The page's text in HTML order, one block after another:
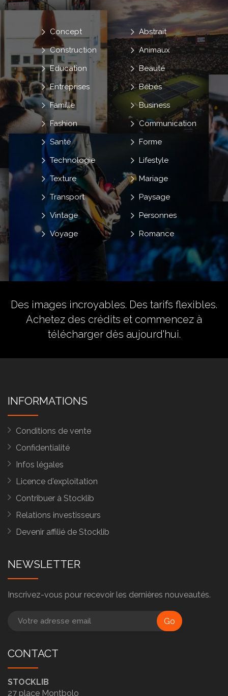
Abstrait
Animaux
Beauté
Bébés
Business
Communication
Concept
Construction
Education
Entreprises
Famille
Fashion
Forme
Lifestyle
Mariage
Paysage
Personnes
Romance
Santé
Technologie
Texture
Transport
Vintage
Voyage
Des images incroyables. Des tarifs flexibles.
Achetez des crédits et commencez à
télécharger dès aujourd'hui.
INFORMATIONS
Conditions de vente
Confidentialité
Infos légales
Licence d'exploitation
Contribuer à Stocklib
Relations investisseurs
Devenir affilié de Stocklib
NEWSLETTER
Inscrivez-vous pour recevoir les dernières nouveautés.
Go
CONTACT
STOCKLIB
27 place Montbolo